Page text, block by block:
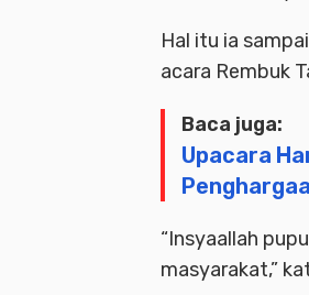
Hal itu ia
acara Rembuk
Baca juga:
Upacara
“Insyaallah
masyarakat,”